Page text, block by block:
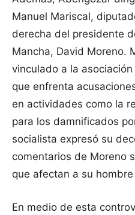
Manuel Mariscal,
derecha del presidente
Mancha, David Moreno.
vinculado a la
que enfrenta
en actividades como la
para los damnificados
socialista expresó su
comentarios de Moreno
que afectan a su
En medio de esta